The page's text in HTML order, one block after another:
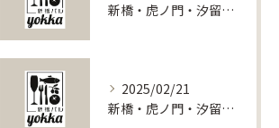
新橋・虎ノ門・汐留で叶える特別な夜！貸切レストランの魅力をご紹介
2025/02/21
新橋・虎ノ門・汐留で叶える特別な宴会！貸切スポット徹底ガイド